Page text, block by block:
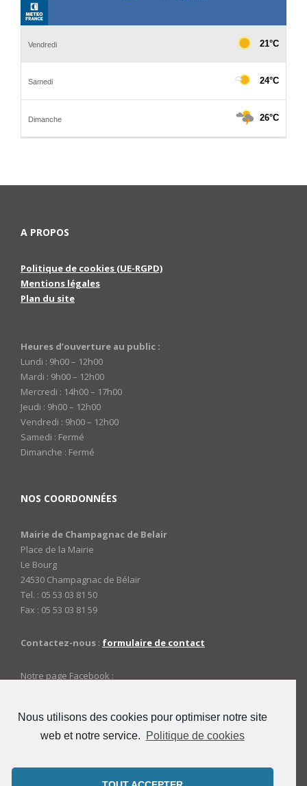
Nous utilisons des cookies pour optimiser notre site
web et notre service.
Politique de cookies
A PROPOS
Politique de cookies (UE-RGPD)
Mentions légales
Plan du site
Heures d’ouverture au public :
Lundi : 9h00 – 12h00
Mardi : 9h00 – 12h00
Mercredi : 14h00 – 17h00
Jeudi : 9h00 – 12h00
Vendredi : 9h00 – 12h00
Samedi : Fermé
Dimanche : Fermé
NOS COORDONNÉES
Mairie de Champagnac de Belair
Place de la Mairie
Le Bourg
24530 Champagnac de Bélair
Tel. : 05 53 03 81 50
Fax : 05 53 03 81 59
Contactez-nous : formulaire de contact
Notre page Facebook :
ACCES ADMINISTRATEURS